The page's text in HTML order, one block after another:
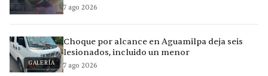
7 ago 2026
GALERÍA
Choque por alcance en Aguamilpa deja seis
lesionados, incluido un menor
7 ago 2026